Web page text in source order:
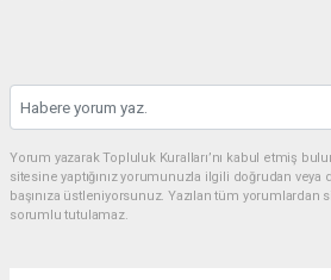
Yorum yazarak Topluluk Kuralları’nı kabul etmiş
sitesine yaptığınız yorumunuzla ilgili doğrudan
başınıza üstleniyorsunuz. Yazılan tüm
sorumlu tutulamaz.